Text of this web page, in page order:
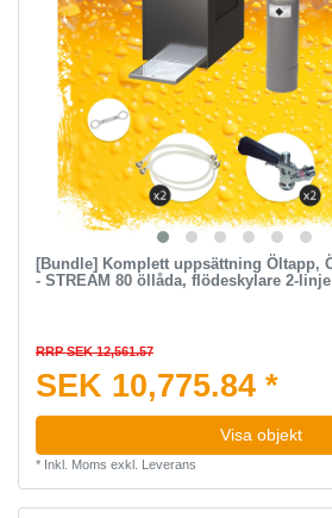
[Bundle] Komplett uppsättning Öltapp,
- STREAM 80 öllåda, flödeskylare 2-
RRP SEK 12,561.57
SEK 10,775.84 *
Visa objekt
* Inkl. Moms exkl. Leverans